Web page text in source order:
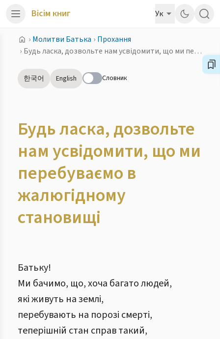
Вісім книг Ук
› Молитви Батька › Прохання
›
Будь ласка, дозвольте нам усвідомити, що ми перебуваємо в жалюгідному становищі
한국어 English Словник
Будь ласка, дозвольте
нам усвідомити, що ми
перебуваємо в
жалюгідному
становищі
Батьку!
Ми бачимо, що, хоча багато людей,
які живуть на землі,
перебувають на порозі смерті,
теперішній стан справ такий,